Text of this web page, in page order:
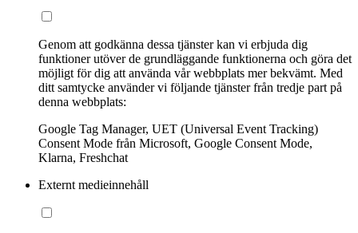
Genom att godkänna dessa tjänster kan vi erbjuda dig
funktioner utöver de grundläggande funktionerna och göra det
möjligt för dig att använda vår webbplats mer bekvämt. Med
ditt samtycke använder vi följande tjänster från tredje part på
denna webbplats:
Google Tag Manager, UET (Universal Event Tracking)
Consent Mode från Microsoft, Google Consent Mode,
Klarna, Freshchat
Externt medieinnehåll